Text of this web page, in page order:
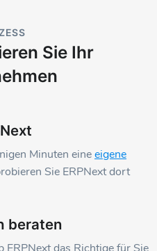
Sie Ihr
Minuten eineeigene
Sie ERPNext dort
beraten